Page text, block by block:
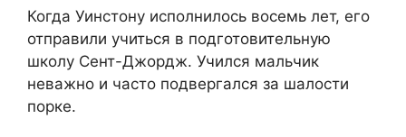
Когда Уинстону исполнилось восемь лет, его
отправили учиться в подготовительную
школу Сент-Джордж. Учился мальчик
неважно и часто подвергался за шалости
порке.